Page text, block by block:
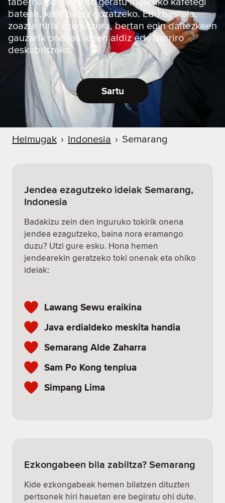
taberna batean edo geratu inguruko kafetegi
batean, kafe batez gozatzeko. Edo bestela,
zoazte hiria ezagutzera, bertan egin daitezkeen
gauzarik onenak lehen aldiz edo berriro
deskubritzeko.
Sartu
Helmugak › Indonesia › Semarang
Jendea ezagutzeko ideiak Semarang,
Indonesia
Badakizu zein den inguruko tokirik onena
jendea ezagutzeko, baina nora eramango
duzu? Utzi gure esku. Hona hemen
jendearekin geratzeko toki onenak eta ohiko
ideiak:
Lawang Sewu eraikina
Java erdialdeko meskita handia
Semarang Alde Zaharra
Sam Po Kong tenplua
Simpang Lima
Ezkongabeen bila zabiltza? Semarang
Kide ezkongabeak hemen bilatzen dituzten
pertsonek hiri hauetan ere begiratu ohi dute.